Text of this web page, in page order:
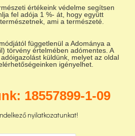
értékeink védelme segítsen
fel adója 1 %- át, hogy együtt
ami a természeté.
függetlenül a Adománya a
törvény értelmében adómentes. A
küldünk, melyet az oldal
igényelhet.
18557899-1-09
nyilatkozatunkat!